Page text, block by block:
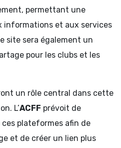
permettant une
informations et aux services
site sera également un
pour les clubs et les
un rôle central dans cette
L’ACFF prévoit de
plateformes afin de
et de créer un lien plus